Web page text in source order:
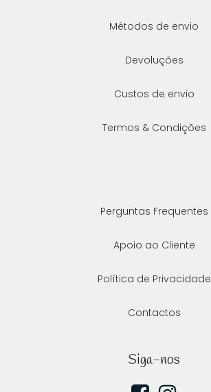
Métodos de envio
Devoluções
Custos de envio
Termos & Condições
Perguntas Frequentes
Apoio ao Cliente
Política de Privacidade
Contactos
Siga-nos